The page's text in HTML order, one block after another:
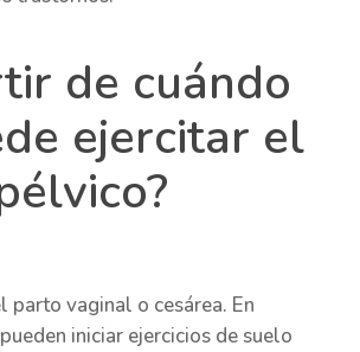
de cuándo
ejercitar el
parto vaginal o cesárea. En
iniciar ejercicios de suelo